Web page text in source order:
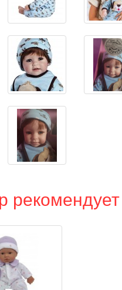
рекомендует